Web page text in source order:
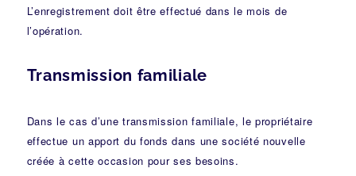
L’enregistrement doit être effectué dans le mois de
l’opération.
Transmission familiale
Dans le cas d’une transmission familiale, le propriétaire
effectue un apport du fonds dans une société nouvelle
créée à cette occasion pour ses besoins.